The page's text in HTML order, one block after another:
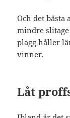
Och det
mindre
plagg håller
vinner.
Låt